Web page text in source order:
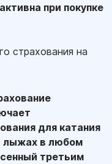
при покупке
страхования на
для катания
лыжах в любом
третьим